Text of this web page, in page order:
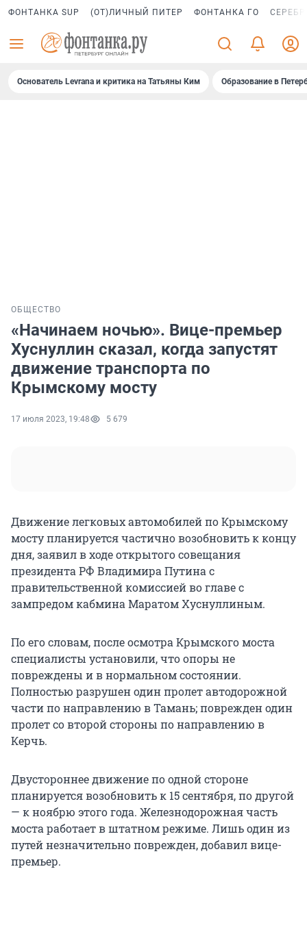
ФОНТАНКА SUP (ОТ)ЛИЧНЫЙ ПИТЕР ФОНТАНКА ГО
Основатель Levrana и критика на Татьяны Ким Образование в
ОБЩЕСТВО
«Начинаем ночью». Вице-премьер
Хуснуллин сказал, когда запустят
движение транспорта по
Крымскому мосту
17 июля 2023, 19:48 5 679
Движение легковых автомобилей по Крымскому
мосту планируется частично возобновить к концу
дня, заявил в ходе открытого совещания
президента РФ Владимира Путина с
правительственной комиссией во главе с
зампредом кабмина Маратом Хуснуллиным.
По его словам, после осмотра Крымского моста
специалисты установили, что опоры не
повреждены и в нормальном состоянии.
Полностью разрушен один пролет автодорожной
части по направлению в Тамань; поврежден один
пролет со второй стороны по направлению в
Керчь.
Двустороннее движение по одной стороне
планируется возобновить к 15 сентября, по другой
— к ноябрю этого года. Железнодорожная часть
моста работает в штатном режиме. Лишь один из
путей незначительно поврежден, добавил вице-
премьер.